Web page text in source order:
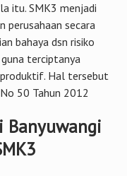
itu. SMK3 menjadi
perusahaan secara
bahaya dsn risiko
terciptanya
produktif. Hal tersebut
50 Tahun 2012
Banyuwangi